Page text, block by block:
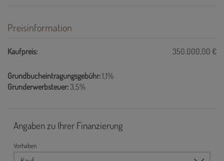
Preisinformation
Kaufpreis: 350.000,00 €
Grundbucheintragungsgebühr:1,1%
Grunderwerbsteuer:3,5%